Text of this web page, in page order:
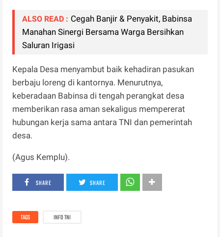
ALSO READ : Cegah Banjir & Penyakit, Babinsa
Manahan Sinergi Bersama Warga Bersihkan
Saluran Irigasi
Kepala Desa menyambut baik kehadiran pasukan
berbaju loreng di kantornya. Menurutnya,
keberadaan Babinsa di tengah perangkat desa
memberikan rasa aman sekaligus mempererat
hubungan kerja sama antara TNI dan pemerintah
desa.
(Agus Kemplu).
SHARE SHARE
TAGS INFO TNI